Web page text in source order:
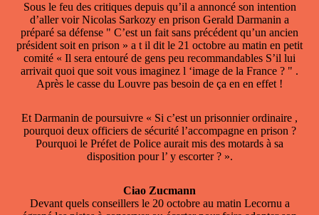
Sous le feu des critiques depuis qu’il a annoncé son intention
d’aller voir Nicolas Sarkozy en prison Gerald Darmanin a
préparé sa défense " C’est un fait sans précédent qu’un ancien
président soit en prison » a t il dit le 21 octobre au matin en petit
comité « Il sera entouré de gens peu recommandables S’il lui
arrivait quoi que soit vous imaginez l ‘image de la France ? " .
Après le casse du Louvre pas besoin de ça en en effet !
Et Darmanin de poursuivre « Si c’est un prisonnier ordinaire ,
pourquoi deux officiers de sécurité l’accompagne en prison ?
Pourquoi le Préfet de Police aurait mis des motards à sa
disposition pour l’ y escorter ? ».
Ciao Zucmann
Devant quels conseillers le 20 octobre au matin Lecornu a